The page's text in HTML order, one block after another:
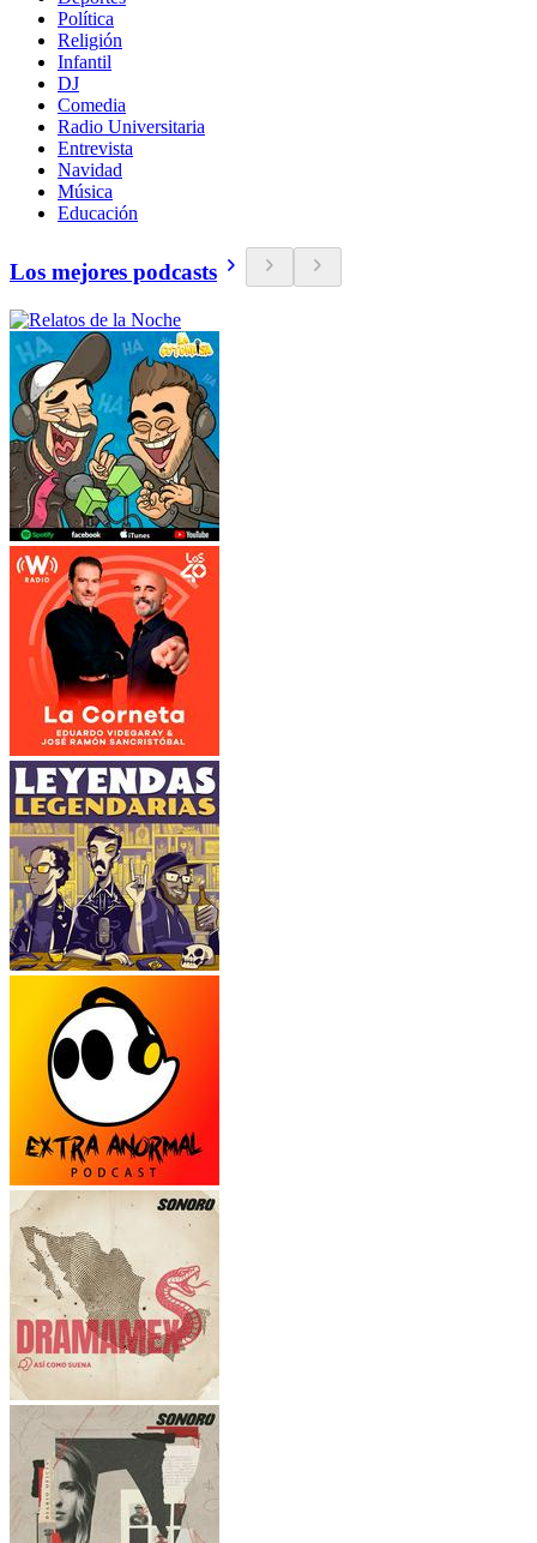
Política
Religión
Infantil
DJ
Comedia
Radio Universitaria
Entrevista
Navidad
Música
Educación
Los mejores podcasts